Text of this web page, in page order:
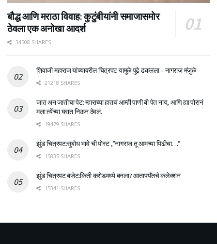
बौद्ध आणि मराठा विवाह: कुटुंबीयांनी समाजासमोर
ठेवला एक अनोखा आदर्श
34508 SHARES
शिवाजी महाराज यांच्यावरील चित्रपट यामुळे पुढे ढकलला – नागराज मंजुळे
21218 SHARES
जात अन जातीचा पेट: म्हाराच्या हातचं आम्ही पाणी बी पेत नाय, आणि ह्या पोरानं
मला त्येंच्या घरात निऊन ठेवलं.
19479 SHARES
झुंड चित्रपट:सुबोध भावे ची पोस्ट ,”नागराज तू आमच्या पिढीचा…”
15835 SHARES
झुंड चित्रपट बजेट:किती करोडमध्ये बनला? आतापर्यँतचे कलेक्शन
15341 SHARES